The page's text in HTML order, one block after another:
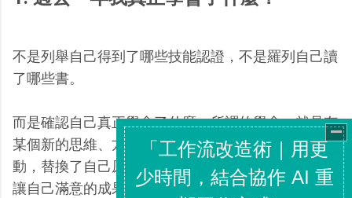
不是列舉自己得到了哪些技能認證，不是羅列自己讀
了哪些書。
而是確認自己真正學會了什麼，所謂的學會，就是有
某個新的思維、方法、心態，影響了自己實際的行
動，替換了自己原本的行動模型，並且因此產生了更
讓自己滿意的成果。